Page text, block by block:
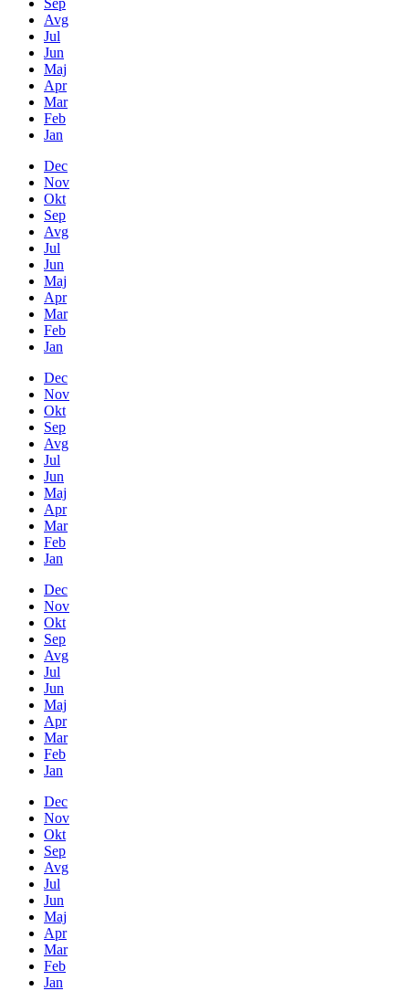
Avg
Jul
Jun
Maj
Apr
Mar
Feb
Jan
Dec
Nov
Okt
Sep
Avg
Jul
Jun
Maj
Apr
Mar
Feb
Jan
Dec
Nov
Okt
Sep
Avg
Jul
Jun
Maj
Apr
Mar
Feb
Jan
Dec
Nov
Okt
Sep
Avg
Jul
Jun
Maj
Apr
Mar
Feb
Jan
Dec
Nov
Okt
Sep
Avg
Jul
Jun
Maj
Apr
Mar
Feb
Jan